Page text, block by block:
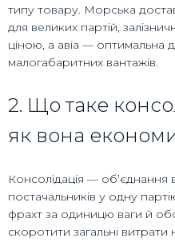
типу товару. Морська
для великих партій,
ціною, а авіа — оптимальна
малогабаритних вантажів.
2. Що таке
як вона
Консолідація — обʼєднання
постачальників у одну
фрахт за одиницю ваги й
скоротити загальні витрати